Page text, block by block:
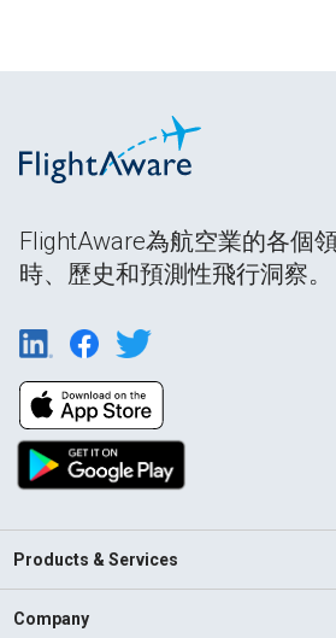
FlightAware為航空業的各個
時、歷史和預測性飛行洞察。
Products & Services
Company